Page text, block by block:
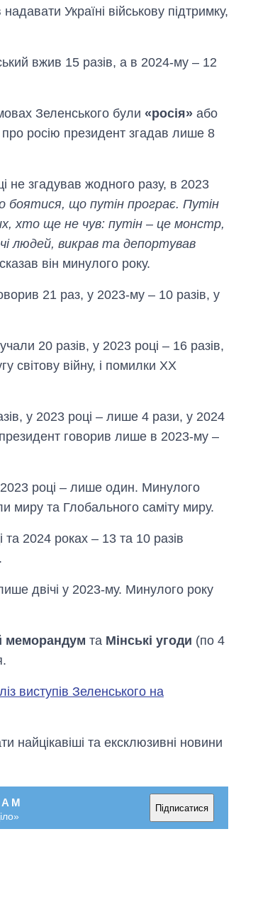
Україні військову підтримку,
вжив 15 разів, а в 2024-му – 12
Зеленського були «росія» або
про росію президент згадав лише 8
не згадував жодного разу, в 2023
боятися, що путін програє. Путін
хто ще не чув: путін – це монстр,
людей, викрав та депортував
він минулого року.
21 раз, у 2023-му – 10 разів, у
20 разів, у 2023 році – 16 разів,
світову війну, і помилки ХХ
у 2023 році – лише 4 рази, у 2024
президент говорив лише в 2023-му –
2023 році – лише один. Минулого
миру та Глобального саміту миру.
2024 роках – 13 та 10 разів
двічі у 2023-му. Минулого року
меморандум та Мінські угоди (по 4
виступів Зеленського на
найцікавіші та ексклюзивні новини
Підписатися